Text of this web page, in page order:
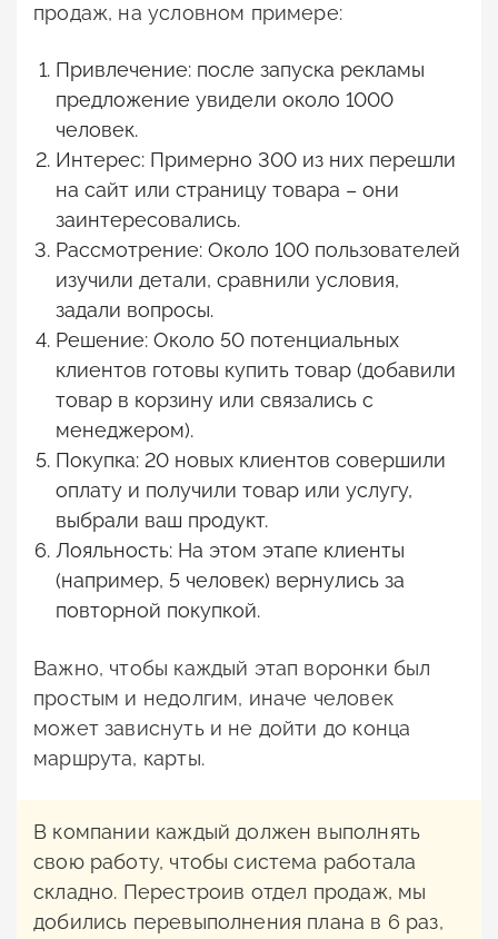
продаж, на условном примере:
Привлечение: после запуска рекламы
предложение увидели около 1000
человек.
Интерес: Примерно 300 из них перешли
на сайт или страницу товара – они
заинтересовались.
Рассмотрение: Около 100 пользователей
изучили детали, сравнили условия,
задали вопросы.
Решение: Около 50 потенциальных
клиентов готовы купить товар (добавили
товар в корзину или связались с
менеджером).
Покупка: 20 новых клиентов совершили
оплату и получили товар или услугу,
выбрали ваш продукт.
Лояльность: На этом этапе клиенты
(например, 5 человек) вернулись за
повторной покупкой.
Важно, чтобы каждый этап воронки был
простым и недолгим, иначе человек
может зависнуть и не дойти до конца
маршрута, карты.
В компании каждый должен выполнять
свою работу, чтобы система работала
складно. Перестроив отдел продаж, мы
добились перевыполнения плана в 6 раз,